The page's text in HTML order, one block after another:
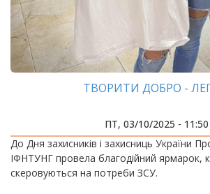
ТВОРИТИ ДОБРО -
ПТ, 03/10/2025 - 11:50
До Дня захисників і захисниць України
ІФНТУНГ провела благодійний ярмарок,
скеровуються на потреби ЗСУ.